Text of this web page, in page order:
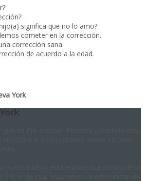
significa que no lo amo?
cometer en la corrección.
corrección sana.
de acuerdo a la edad.
York